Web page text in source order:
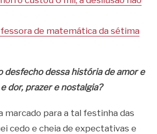
de matemática da sétima
desfecho dessa história de amor e
dor, prazer e nostalgia?
marcado para a tal festinha das
cedo e cheia de expectativas e